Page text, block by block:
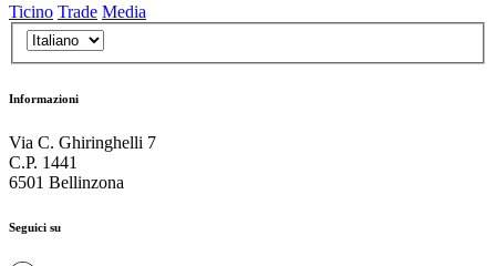
Ticino Trade Media
Informazioni
Via C. Ghiringhelli 7
C.P. 1441
6501 Bellinzona
Seguici su